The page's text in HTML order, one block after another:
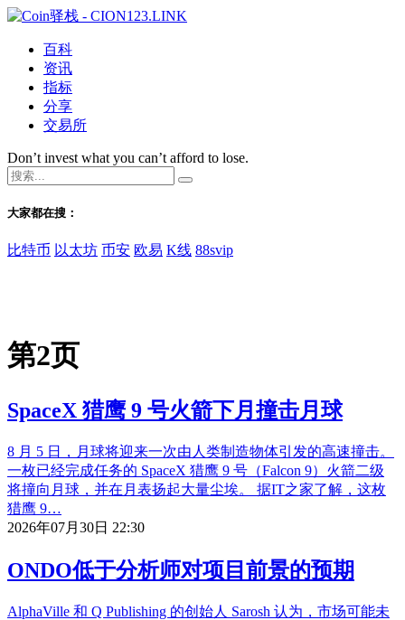
百科
资讯
指标
分享
交易所
Don’t invest what you can’t afford to lose.
大家都在搜：
比特币 以太坊 币安 欧易 K线 88svip
第2页
SpaceX 猎鹰 9 号火箭下月撞击月球
8 月 5 日，月球将迎来一次由人类制造物体引发的高速撞击。
一枚已经完成任务的 SpaceX 猎鹰 9 号（Falcon 9）火箭二级
将撞向月球，并在月表扬起大量尘埃。 据IT之家了解，这枚
猎鹰 9…
2026年07月30日 22:30
ONDO低于分析师对项目前景的预期
AlphaVille 和 Q Publishing 的创始人 Sarosh 认为，市场可能未